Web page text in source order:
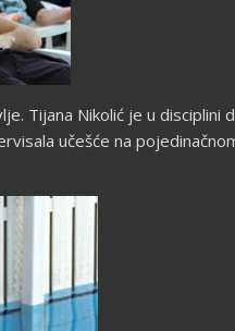
Tijana Nikolić je u disciplini
učešće na